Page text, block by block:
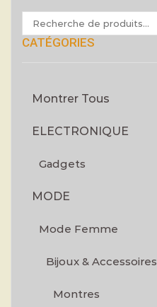
CATÉGORIES
Montrer Tous
ELECTRONIQUE
Gadgets
MODE
Mode Femme
Bijoux & Accessoires
Montres